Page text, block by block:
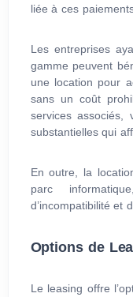
liée à ces
Les entreprises
gamme peuvent
une location pour
sans un coût
services associés,
substantielles qui
En outre, la
parc
d’incompatibilité et
Options de
Le leasing offre